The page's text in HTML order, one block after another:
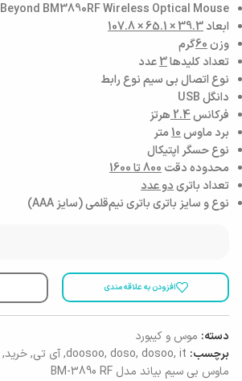
Beyond BM3890RF Wireless Optical Mouse
ابعاد39.3 × 65.1 × 107.8
وزن60گرم
تعداد کليدها3عدد
نوع اتصال بی سیم نوع رابط
دانگل USB
فرکانس2.4هرتز
برد ماوس10متر
نوع حسگر اپتیکال
محدوده دقت800 تا 1600
تعداد باتریدو عدد
نوع و سایز باتری باتری نیم‌قلمی (سایز AAA)
افزودن به علاقه مندی
دسته: موس و کیبورد
برچسب:
doosoo, doso, dosoo, it
,آی تی,خرید,
ماوس بی سیم بیاند مدل BM-3890 RF